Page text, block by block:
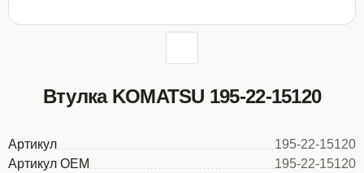
Втулка KOMATSU 195-22-15120
Артикул
195-22-15120
Артикул OEM
195-22-15120